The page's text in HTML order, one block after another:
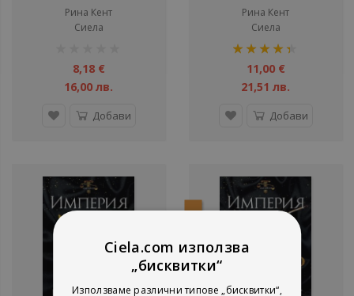
Рина Кент
Сиела
8,18 €
16,00 лв.
Добави
Рина Кент
Сиела
рейтинг:
88%11,00 €
21,51 лв.
Добави
Е-книга
Ciela.com използва
„бисквитки“
Използваме различни типове „бисквитки“,